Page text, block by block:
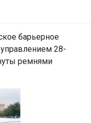
барьерное
28-
ремнями